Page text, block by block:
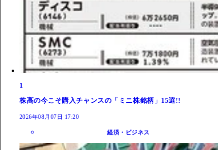
1
株高の今こそ購入チャンスの「ミニ株銘柄」15選!!
2026年08月07日 17:20
経済・ビジネス